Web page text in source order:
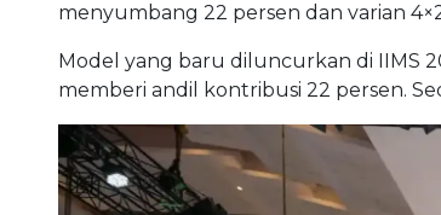
menyumbang 22 persen dan varian 4×2
Model yang baru diluncurkan di IIMS
memberi andil kontribusi 22 persen.